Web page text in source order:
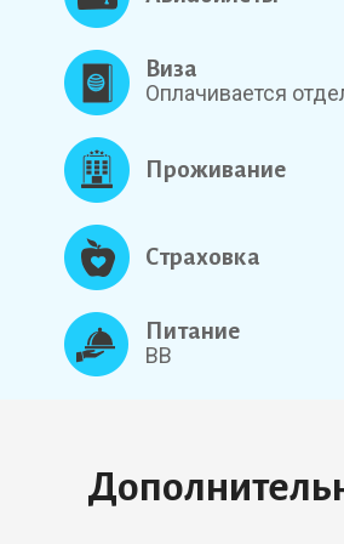
Виза
Оплачивается
Проживание
Страховка
Питание
BB